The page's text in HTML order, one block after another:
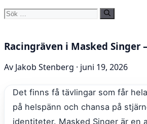
Sök
Racingräven i Masked Singer
Av Jakob Stenberg · juni 19, 2026
Det finns få tävlingar som får
på helspänn och chansa på
identiteter. Masked Singer är en